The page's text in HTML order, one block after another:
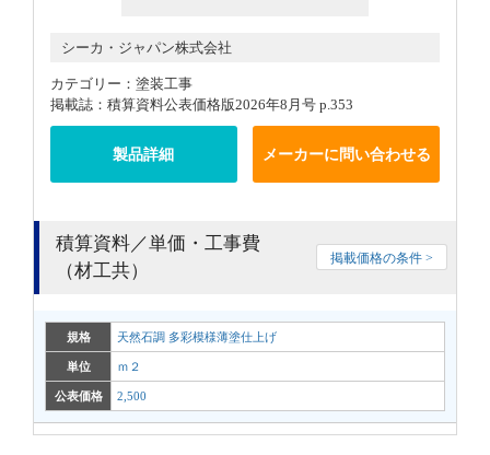
シーカ・ジャパン株式会社
カテゴリー：塗装工事
掲載誌：積算資料公表価格版2026年8月号 p.353
製品詳細 メーカーに問い合わせる
積算資料／単価・工事費
（材工共）
掲載価格の条件 >
規格 天然石調 多彩模様薄塗仕上げ
単位 ｍ２
公表価格 2,500